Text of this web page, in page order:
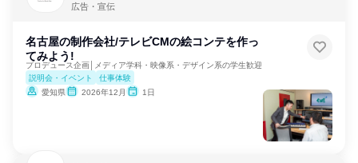
広告・宣伝
名古屋の制作会社/テレビCMの絵コンテを作っ
てみよう!
プロデュース企画│メディア学科・映像系・デザイン系の学生歓迎
説明会・イベント
仕事体験
愛知県
2026年12月 1日